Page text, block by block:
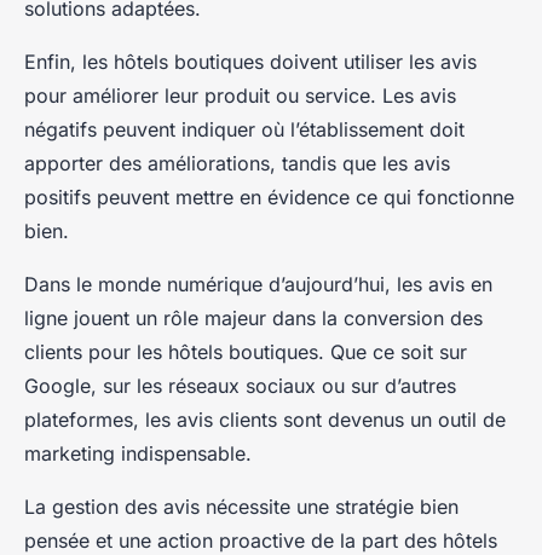
solutions adaptées.
Enfin, les hôtels boutiques doivent utiliser les avis
pour améliorer leur produit ou service. Les avis
négatifs peuvent indiquer où l’établissement doit
apporter des améliorations, tandis que les avis
positifs peuvent mettre en évidence ce qui fonctionne
bien.
Dans le monde numérique d’aujourd’hui, les avis en
ligne jouent un rôle majeur dans la conversion des
clients pour les hôtels boutiques. Que ce soit sur
Google, sur les réseaux sociaux ou sur d’autres
plateformes, les avis clients sont devenus un outil de
marketing indispensable.
La gestion des avis nécessite une stratégie bien
pensée et une action proactive de la part des hôtels